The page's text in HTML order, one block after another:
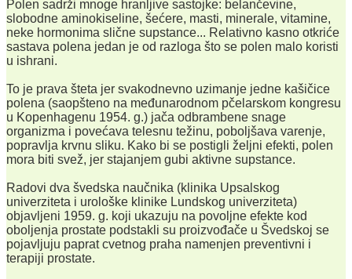
Polen sadrži mnoge hranljive sastojke: belančevine,
slobodne aminokiseline, šećere, masti, minerale, vitamine,
neke hormonima slične supstance... Relativno kasno otkriće
sastava polena jedan je od razloga što se polen malo koristi
u ishrani.
To je prava šteta jer svakodnevno uzimanje jedne kašičice
polena (saopšteno na međunarodnom pčelarskom kongresu
u Kopenhagenu 1954. g.) jača odbrambene snage
organizma i povećava telesnu težinu, poboljšava varenje,
popravlja krvnu sliku. Kako bi se postigli željni efekti, polen
mora biti svež, jer stajanjem gubi aktivne supstance.
Radovi dva švedska naučnika (klinika Upsalskog
univerziteta i urološke klinike Lundskog univerziteta)
objavljeni 1959. g. koji ukazuju na povoljne efekte kod
oboljenja prostate podstakli su proizvođače u Švedskoj se
pojavljuju paprat cvetnog praha namenjen preventivni i
terapiji prostate.